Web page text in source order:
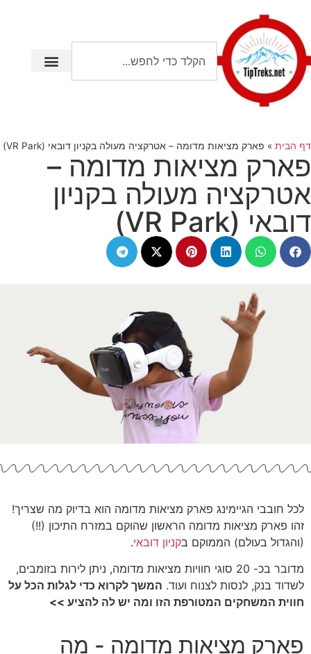
דף הבית » פארק מציאות מדומה – אטרקציה מעולה בקניון דובאי (VR Park)
פארק מציאות מדומה –
אטרקציה מעולה בקניון
דובאי (VR Park)
לכל חובבי הגיימינג פארק מציאות מדומה הוא בדיוק מה שצריך!
זהו פארק מציאות מדומה הראשון שהוקם במזרח התיכון (!!)
(והגדול בעולם) הממוקם בקניון דובאי.
מדובר בכ- 20 סוגי חוויות מציאות מדומה, ניתן לירות בזומבים,
לשדוד בנק, לנסות לצנוח ועוד. המשך לקרוא כדי לגלות הכל על
חווית המשחקים המטורפת הזו ומה יש לה להציע >>
פארק מציאות מדומה - מה